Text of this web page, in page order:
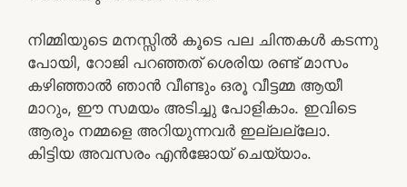
നിമ്മിയുടെ മനസ്സിൽ കൂടെ പല ചിന്തകൾ കടന്നു
പോയി, റോജി പറഞ്ഞത് ശെരിയ രണ്ട് മാസം
കഴിഞ്ഞാൽ ഞാൻ വീണ്ടും ഒരൂ വീട്ടമ്മ ആയീ
മാറും, ഈ സമയം അടിച്ചു പോളികാം. ഇവിടെ
ആരും നമ്മളെ അറിയുന്നവർ ഇല്ലല്ലോ.
കിട്ടിയ അവസരം എൻജോയ് ചെയ്യാം.